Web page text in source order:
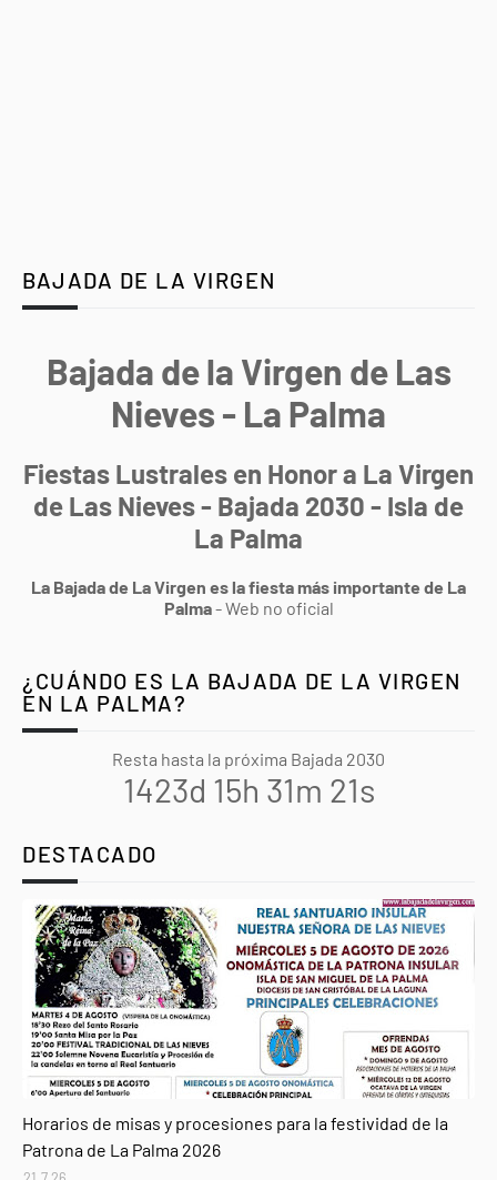
BAJADA DE LA VIRGEN
Bajada de la Virgen de Las
Nieves - La Palma
Fiestas Lustrales en Honor a La Virgen
de Las Nieves - Bajada 2030 - Isla de
La Palma
La Bajada de La Virgen es la fiesta más importante de La
Palma- Web no oficial
¿CUÁNDO ES LA BAJADA DE LA VIRGEN
EN LA PALMA?
Resta hasta la próxima Bajada 2030
1423d 15h 31m 20s
DESTACADO
Horarios de misas y procesiones para la festividad de la
Patrona de La Palma 2026